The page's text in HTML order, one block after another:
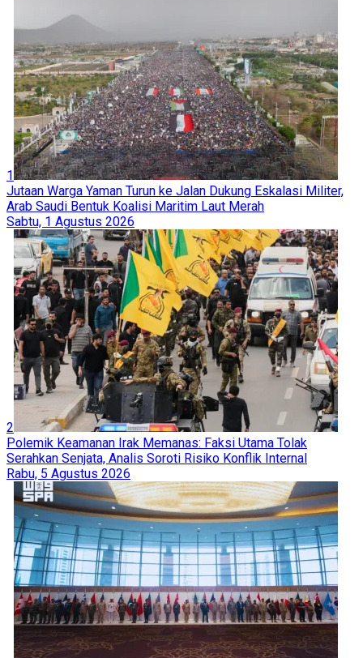
1
Jutaan Warga Yaman Turun ke Jalan Dukung Eskalasi Militer,
Arab Saudi Bentuk Koalisi Maritim Laut Merah
Sabtu, 1 Agustus 2026
2
Polemik Keamanan Irak Memanas: Faksi Utama Tolak
Serahkan Senjata, Analis Soroti Risiko Konflik Internal
Rabu, 5 Agustus 2026